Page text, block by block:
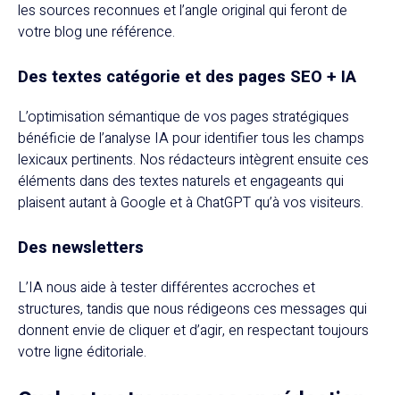
les sources reconnues et l’angle original qui feront de
votre blog une référence.
Des textes catégorie et des pages SEO + IA
L’optimisation sémantique de vos pages stratégiques
bénéficie de l’analyse IA pour identifier tous les champs
lexicaux pertinents. Nos rédacteurs intègrent ensuite ces
éléments dans des textes naturels et engageants qui
plaisent autant à Google et à ChatGPT qu’à vos visiteurs.
Des newsletters
L’IA nous aide à tester différentes accroches et
structures, tandis que nous rédigeons ces messages qui
donnent envie de cliquer et d’agir, en respectant toujours
votre ligne éditoriale.